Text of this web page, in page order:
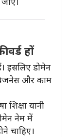
हों
इसलिए डोमेन
और काम
यानी
नेम में
चाहिए।